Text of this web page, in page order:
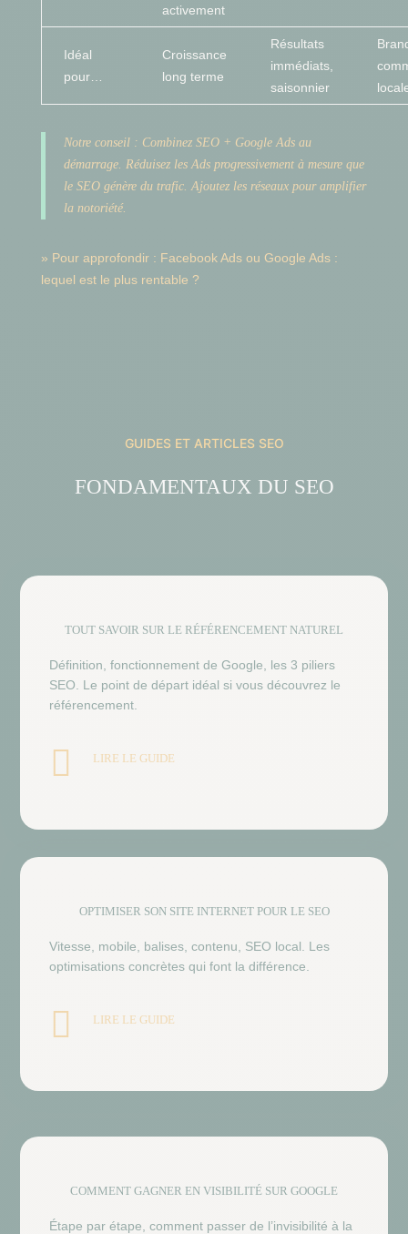
activement
Idéal
pour…
Croissance
long terme
Résultats
immédiats,
saisonnier
Notre conseil : Combinez SEO + Google Ads au
démarrage. Réduisez les Ads progressivement à mesure que
le SEO génère du trafic. Ajoutez les réseaux pour amplifier
la notoriété.
» Pour approfondir : Facebook Ads ou Google Ads :
lequel est le plus rentable ?
GUIDES ET ARTICLES SEO
FONDAMENTAUX DU SEO
TOUT SAVOIR SUR LE RÉFÉRENCEMENT NATUREL
Définition, fonctionnement de Google, les 3 piliers
SEO. Le point de départ idéal si vous découvrez le
référencement.
 LIRE LE GUIDE
OPTIMISER SON SITE INTERNET POUR LE SEO
Vitesse, mobile, balises, contenu, SEO local. Les
optimisations concrètes qui font la différence.
 LIRE LE GUIDE
COMMENT GAGNER EN VISIBILITÉ SUR GOOGLE
Étape par étape, comment passer de l’invisibilité à la